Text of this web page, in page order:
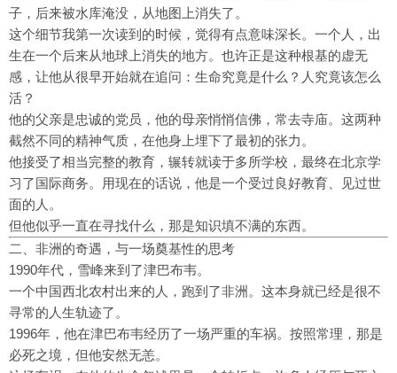
子，后来被水库淹没，从地图上消失了。
这个细节我第一次读到的时候，觉得有点意味深长。一个人，出
生在一个后来从地球上消失的地方。也许正是这种根基的虚无
感，让他从很早开始就在追问：生命究竟是什么？人究竟该怎么
活？
他的父亲是忠诚的党员，他的母亲悄悄信佛，常去寺庙。这两种
截然不同的精神气质，在他身上埋下了最初的张力。
他接受了相当完整的教育，辗转就读于多所学校，最终在北京学
习了国际商务。用现在的话说，他是一个受过良好教育、见过世
面的人。
但他似乎一直在寻找什么，那是知识填不满的东西。
二、非洲的奇遇，与一场奠基性的思考
1990年代，雪峰来到了津巴布韦。
一个中国西北农村出来的人，跑到了非洲。这本身就已经是很不
寻常的人生轨迹了。
1996年，他在津巴布韦经历了一场严重的车祸。按照常理，那是
必死之境，但他安然无恙。